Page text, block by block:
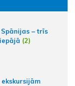
Spānijas – trīs
(2)